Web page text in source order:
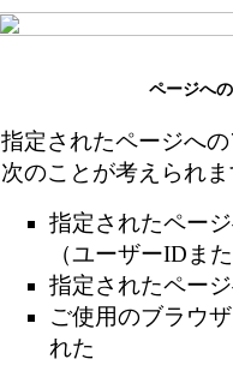
ページへ
指定されたページへ
次のことが考えられ
指定されたペー
（ユーザーIDま
指定されたペー
ご使用のブラウ
れた